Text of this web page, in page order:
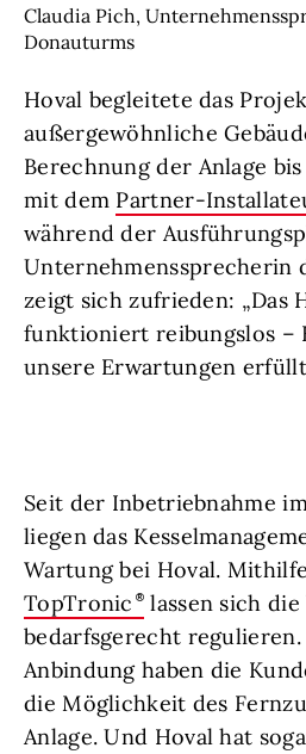
Claudia Pich,
Donauturms
Hoval begleitete das
außergewöhnliche
Berechnung der Anlage
mit dem Partner-
während der
Unternehmenssprecherin
zeigt sich zufrieden: „Das
funktioniert reibungslos –
unsere Erwartungen
Seit der Inbetriebnahme
liegen das
Wartung bei Hoval.
TopTronic
lassen sich
bedarfsgerecht
Anbindung haben die
die Möglichkeit des
Anlage. Und Hoval hat